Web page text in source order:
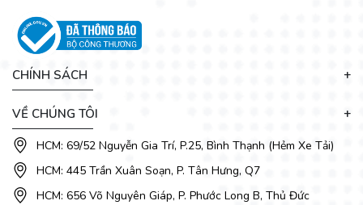
CHÍNH SÁCH
VỀ CHÚNG TÔI
HCM: 69/52 Nguyễn Gia Trí, P.25, Bình Thạnh (Hẻm Xe Tải)
HCM: 445 Trần Xuân Soạn, P. Tân Hưng, Q7
HCM: 656 Võ Nguyên Giáp, P. Phước Long B, Thủ Đức